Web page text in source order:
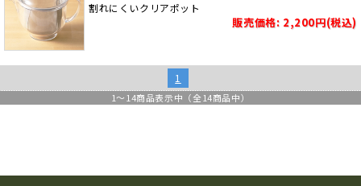
割れにくいクリアポット
販売価格: 2,200円(税込)
1
1～ 14商品表示中（全 14商品中）